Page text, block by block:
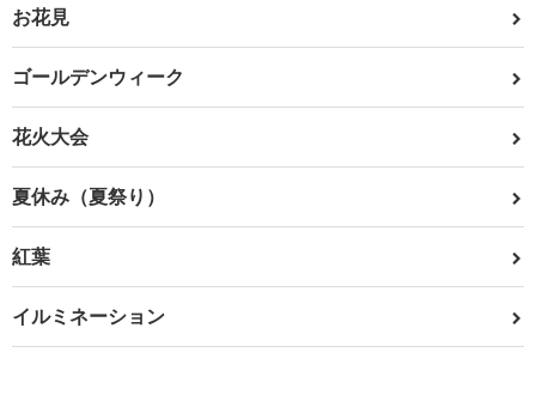
お花見
ゴールデンウィーク
花火大会
夏休み（夏祭り）
紅葉
イルミネーション